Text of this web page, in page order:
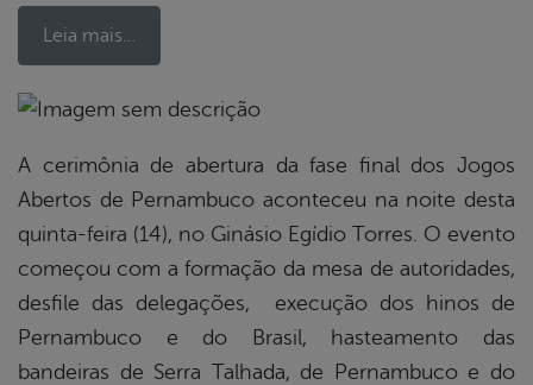
Leia mais…
A cerimônia de abertura da fase final dos Jogos
Abertos de Pernambuco aconteceu na noite desta
quinta-feira (14), no Ginásio Egídio Torres. O evento
começou com a formação da mesa de autoridades,
desfile das delegações, execução dos hinos de
Pernambuco e do Brasil, hasteamento das
bandeiras de Serra Talhada, de Pernambuco e do